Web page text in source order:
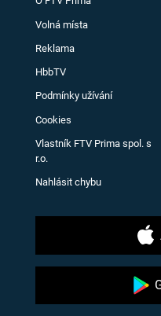
Volná místa
Reklama
HbbTV
Podmínky užívání
Cookies
Vlastník FTV Prima spol. s
r.o.
Nahlásit chybu